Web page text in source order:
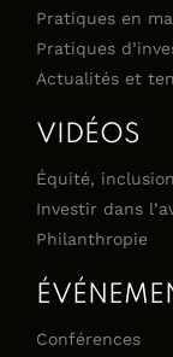
Pratiques en
Pratiques
Actualités et
VIDÉOS
Équité,
Investir dans
Philanthropie
Conférences